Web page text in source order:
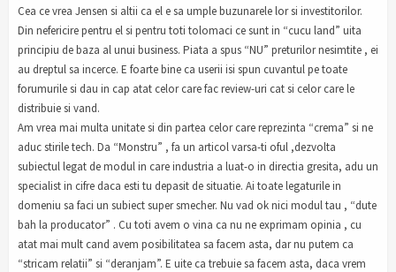
Cea ce vrea Jensen si altii ca el e sa umple buzunarele lor si investitorilor.
Din nefericire pentru el si pentru toti tolomaci ce sunt in “cucu land” uita
principiu de baza al unui business. Piata a spus “NU” preturilor nesimtite , ei
au dreptul sa incerce. E foarte bine ca userii isi spun cuvantul pe toate
forumurile si dau in cap atat celor care fac review-uri cat si celor care le
distribuie si vand.
Am vrea mai multa unitate si din partea celor care reprezinta “crema” si ne
aduc stirile tech. Da “Monstru” , fa un articol varsa-ti oful ,dezvolta
subiectul legat de modul in care industria a luat-o in directia gresita, adu un
specialist in cifre daca esti tu depasit de situatie. Ai toate legaturile in
domeniu sa faci un subiect super smecher. Nu vad ok nici modul tau , “dute
bah la producator” . Cu toti avem o vina ca nu ne exprimam opinia , cu
atat mai mult cand avem posibilitatea sa facem asta, dar nu putem ca
“stricam relatii” si “deranjam”. E uite ca trebuie sa facem asta, daca vrem